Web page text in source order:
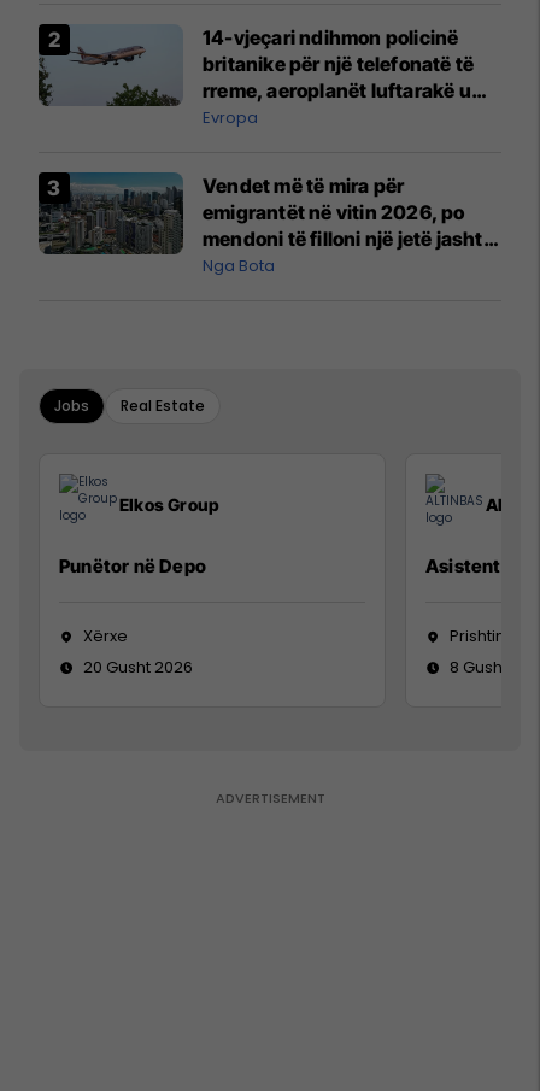
14-vjeçari ndihmon policinë
britanike për një telefonatë të
rreme, aeroplanët luftarakë u
ngritën në ajër për të
Mançesterit
Evropa
Vendet më të mira për
emigrantët në vitin 2026, po
mendoni të filloni një jetë jashtë
vendit?
Nga Bota
Jobs Real Estate
Elkos Group
Punëtor në Depo
Xërxe
20 Gusht 2026
Asistente e
Prishtinë
8 Gusht